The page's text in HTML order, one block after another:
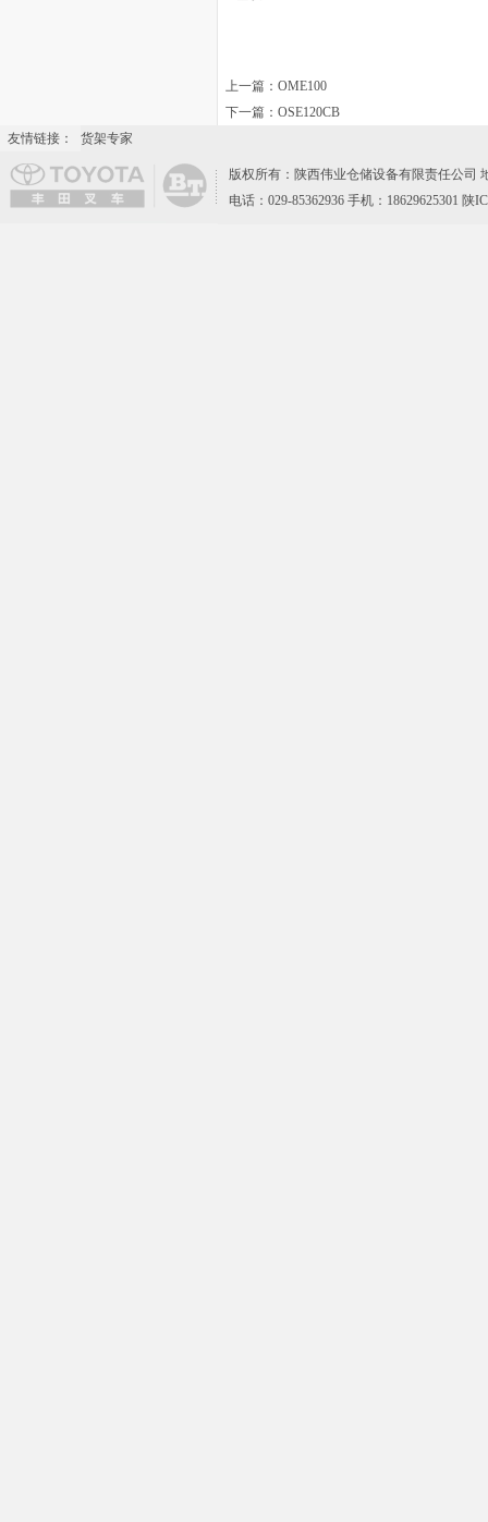
上一篇： OME100
下一篇： OSE120CB
友情链接：
货架专家
版权所有：陕西伟业仓储设备有限责任公司
电话：029-85362936 手机：18629625301 陕